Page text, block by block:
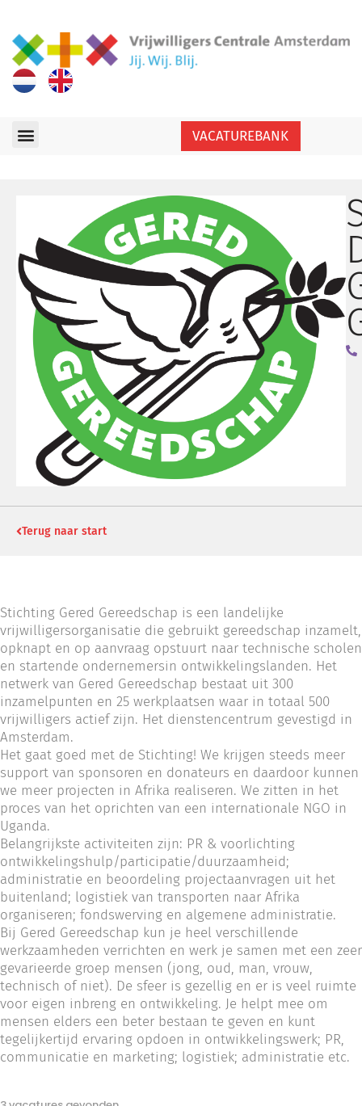
VACATUREBANK
Terug naar start
Stichting Gered Gereedschap is een landelijke
vrijwilligersorganisatie die gebruikt gereedschap inzamelt,
opknapt en op aanvraag opstuurt naar technische scholen
en startende ondernemersin ontwikkelingslanden. Het
netwerk van Gered Gereedschap bestaat uit 300
inzamelpunten en 25 werkplaatsen waar in totaal 500
vrijwilligers actief zijn. Het dienstencentrum gevestigd in
Amsterdam.
Het gaat goed met de Stichting! We krijgen steeds meer
support van sponsoren en donateurs en daardoor kunnen
we meer projecten in Afrika realiseren. We zitten in het
proces van het oprichten van een internationale NGO in
Uganda.
Belangrijkste activiteiten zijn: PR & voorlichting
ontwikkelingshulp/participatie/duurzaamheid;
administratie en beoordeling projectaanvragen uit het
buitenland; logistiek van transporten naar Afrika
organiseren; fondswerving en algemene administratie.
Bij Gered Gereedschap kun je heel verschillende
werkzaamheden verrichten en werk je samen met een zeer
gevarieerde groep mensen (jong, oud, man, vrouw,
technisch of niet). De sfeer is gezellig en er is veel ruimte
voor eigen inbreng en ontwikkeling. Je helpt mee om
mensen elders een beter bestaan te geven en kunt
tegelijkertijd ervaring opdoen in ontwikkelingswerk; PR,
communicatie en marketing; logistiek; administratie etc.